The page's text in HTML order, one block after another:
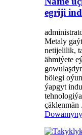
egriji
Metaly
netijelilik,
ähmiýete
bölegi
ýapgyt
çäklenmän